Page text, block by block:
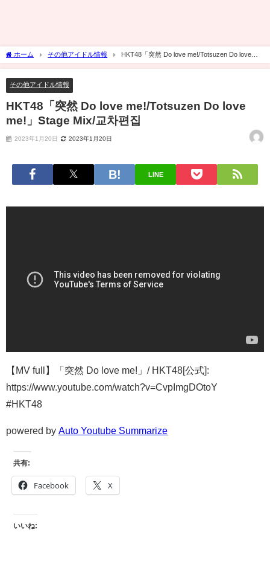
ホーム その他アイドル情報
HKT48「突然 Do love me!/Totsuzen Do love
me!」Stage Mix/교차편집
その他アイドル情報
HKT48「突然 Do love me!/Totsuzen Do love
me!」Stage Mix/교차편집
2023年1月20日 2023年1月20日
LINE
【MV full】「突然 Do love me!」/ HKT48[公式]:
https://www.youtube.com/watch?v=CvpImgDOtoY
#HKT48
powered by Auto Youtube Summarize
共有:
Facebook X
いいね: